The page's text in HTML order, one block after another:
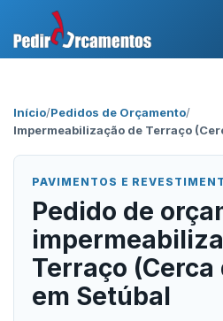
Início/Pedidos de Orçamento/
Impermeabilização de Terraço
PAVIMENTOS E
Pedido de
Terraço (Cerca
em Setúbal
Área Profissional
Como Funciona?
Testemunhos